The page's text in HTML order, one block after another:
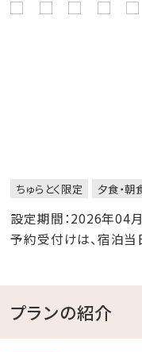
ちゅらとく限定 夕食・朝
設定期間：2026年04
予約受付けは、宿泊
プランの紹介